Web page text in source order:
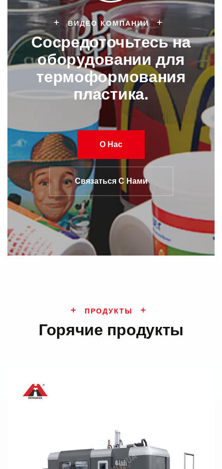
ВИДЕО КОМПАНИИ
Сосредоточьтесь на
оборудовании для
термоформования
пластика.
О Нас
Связаться С Нами
ПРОДУКТЫ
Горячие продукты